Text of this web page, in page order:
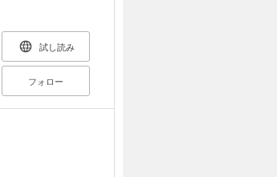
試し読み
フォロー